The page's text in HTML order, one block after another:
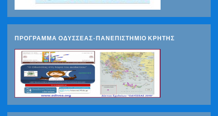
ΠΡΟΓΡΑΜΜΑ ΟΔΥΣΣΕΑΣ-ΠΑΝΕΠΙΣΤΗΜΙΟ ΚΡΗΤΗΣ